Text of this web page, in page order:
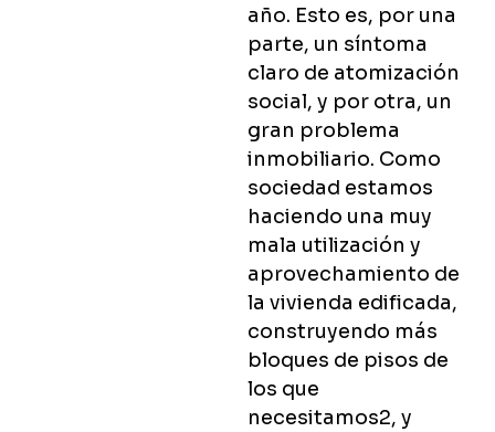
año. Esto es, por una
parte, un síntoma
claro de atomización
social, y por otra, un
gran problema
inmobiliario. Como
sociedad estamos
haciendo una muy
mala utilización y
aprovechamiento de
la vivienda edificada,
construyendo más
bloques de pisos de
los que
necesitamos2, y